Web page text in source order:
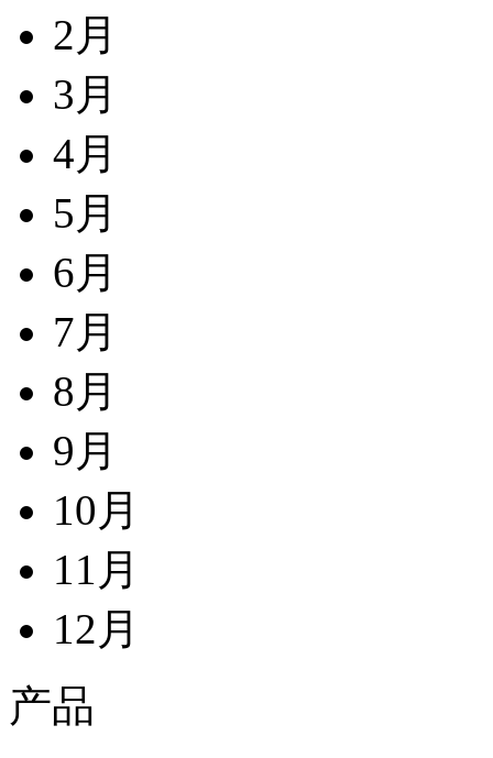
2月
3月
4月
5月
6月
7月
8月
9月
10月
11月
12月
产品